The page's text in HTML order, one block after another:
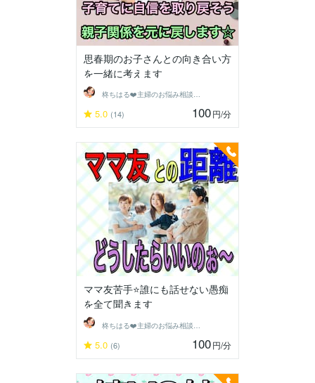
思春期のお子さんとの向き合い方
を一緒に考えます
柊ちはる❤️主婦のお悩み相談Room❤️
5.0 (14) 100円/分
ママ友苦手⭐️誰にも話せない愚痴
を全て聞きます
5.0 (6) 100円/分